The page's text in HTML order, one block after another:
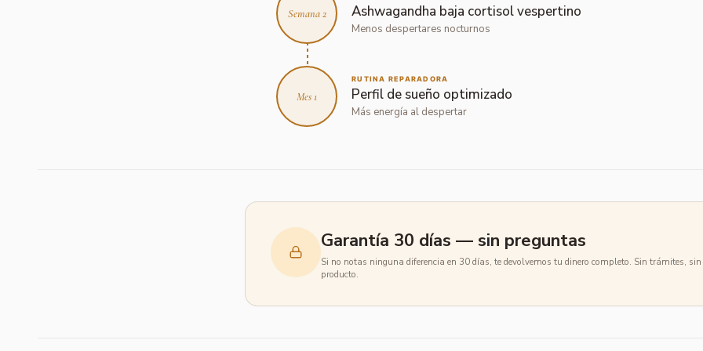
Semana 2 Ashwagandha baja cortisol vespertino
Menos despertares nocturnos
Mes 1
RUTINA REPARADORA
Perfil de sueño optimizado
Más energía al despertar
Garantía 30 días — sin preguntas
Si no notas ninguna diferencia en 30 días, te devolvemos tu dinero completo. Sin trámites, sin
producto.